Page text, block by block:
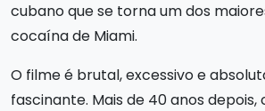
cubano que se torna um dos
cocaína de Miami.
O filme é brutal, excessivo e
fascinante. Mais de 40 anos depois,